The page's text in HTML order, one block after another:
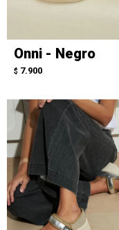
Onni - Negro
$ 7.900